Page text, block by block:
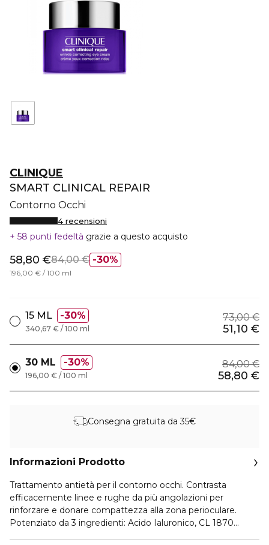
CLINIQUE
SMART CLINICAL REPAIR
Contorno Occhi
4 recensioni
58 punti fedeltà grazie a questo acquisto
30%
58,80 €84,00 €
196,00 € / 100 ml
15 ML 30% 73,00 €
51,10 €
340,67 € / 100 ml
30 ML 30% 84,00 €
58,80 €
196,00 € / 100 ml
Consegna gratuita da 35€
Informazioni Prodotto
Trattamento antietà per il contorno occhi. Contrasta
efficacemente linee e rughe da più angolazioni per
rinforzare e donare compattezza alla zona perioculare.
Potenziato da 3 ingredienti: Acido Ialuronico, CL 1870